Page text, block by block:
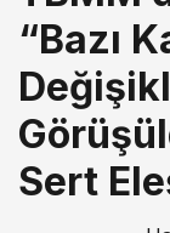
“Bazı
Sert